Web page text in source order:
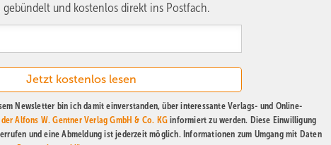
und kostenlos direkt ins Postfach.
Newsletter bin ich damit einverstanden, über interessante Verlags- und Online-
Alfons W. Gentner Verlag GmbH & Co. KG informiert zu werden. Diese Einwilligung
und eine Abmeldung ist jederzeit möglich. Informationen zum Umgang mit Daten